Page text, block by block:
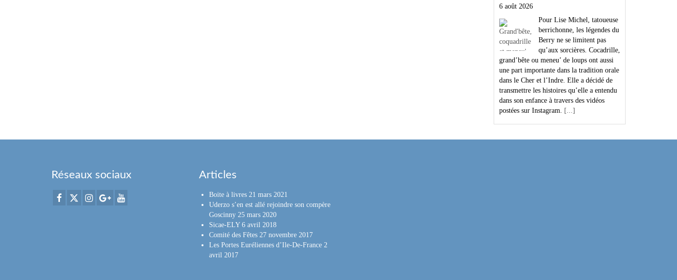
6 août 2026
Pour Lise Michel, tatoueuse
berrichonne, les légendes du
Berry ne se limitent pas
qu’aux sorcières. Cocadrille,
grand’bête ou meneu’ de loups ont aussi
une part importante dans la tradition orale
dans le Cher et l’Indre. Elle a décidé de
transmettre les histoires qu’elle a entendu
dans son enfance à travers des vidéos
postées sur Instagram.
[...]
Réseaux sociaux Articles
Boite à livres 21 mars 2021
Uderzo s’en est allé rejoindre son compère
Goscinny 25 mars 2020
Sicae-ELY 6 avril 2018
Comité des Fêtes 27 novembre 2017
Les Portes Euréliennes d’Ile-De-France 2
avril 2017